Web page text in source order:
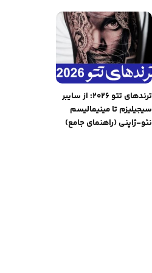
ترندهای تتو ۲۰۲۶؛ از سایبر
سیجیلیزم تا مینیمالیسم
نئو-ژاپنی (راهنمای جامع)